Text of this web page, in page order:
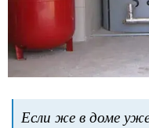
Если же в доме